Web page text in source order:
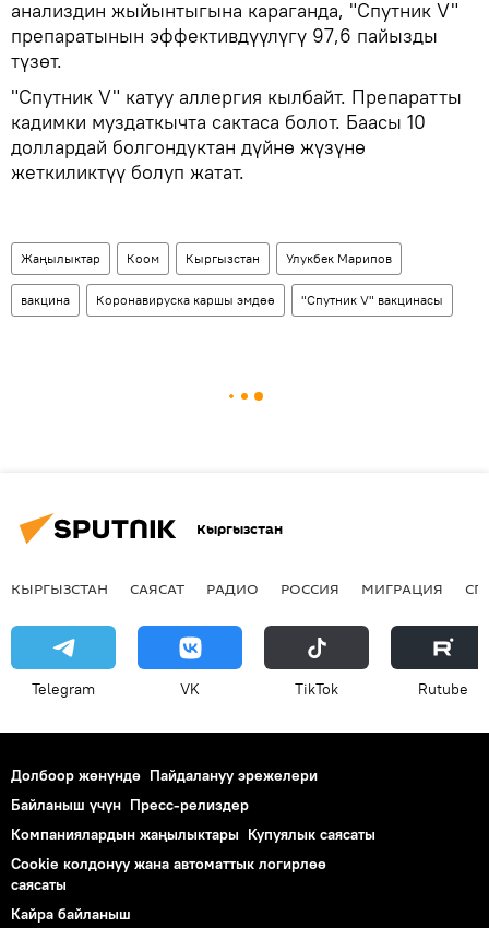
анализдин жыйынтыгына караганда, "Спутник V"
препаратынын эффективдүүлүгү 97,6 пайызды
түзөт.
"Спутник V" катуу аллергия кылбайт. Препаратты
кадимки муздаткычта сактаса болот. Баасы 10
доллардай болгондуктан дүйнө жүзүнө
жеткиликтүү болуп жатат.
Жаңылыктар Коом Кыргызстан Улукбек Марипов
вакцина Коронавируска каршы эмдөө "Спутник V" вакцинасы
Кыргызстан
КЫРГЫЗСТАН САЯСАТ РАДИО РОССИЯ МИГРАЦИЯ
Telegram VK ТikТоk Rutube
Долбоор жөнүндө Пайдалануу эрежелери
Байланыш үчүн Пресс-релиздер
Компаниялардын жаңылыктары Купуялык саясаты
Cookie колдонуу жана автоматтык логирлөө
саясаты
Кайра байланыш